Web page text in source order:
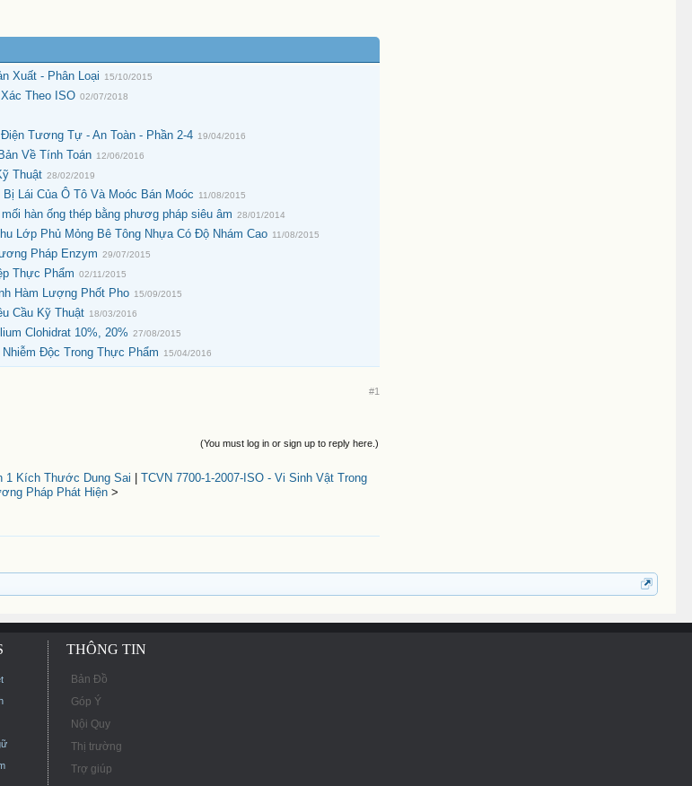
Xuất - Phân Loại 15/10/2015
Theo ISO 02/07/2018
Tương Tự - An Toàn - Phần 2-4 19/04/2016
Về Tính Toán 12/06/2016
Thuật 28/02/2019
Lái Của Ô Tô Và Moóc Bán Moóc 11/08/2015
hàn ống thép bằng phươg pháp siêu âm 28/01/2014
Lớp Phủ Mỏng Bê Tông Nhựa Có Độ Nhám Cao 11/08/2015
Pháp Enzym 29/07/2015
Thực Phẩm 02/11/2015
Hàm Lượng Phốt Pho 15/09/2015
Cầu Kỹ Thuật 18/03/2016
Clohidrat 10%, 20% 27/08/2015
Độc Trong Thực Phẩm 15/04/2016
#1
(You must log in or sign up to reply here.)
1 Kích Thước Dung Sai
TCVN 7700-1-2007-ISO - Vi Sinh Vật Trong
Pháp Phát Hiện>
THÔNG TIN
Bản Đồ
Góp Ý
Nội Quy
Thị trường
Trợ giúp